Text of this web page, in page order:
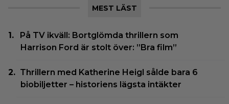
MEST LÄST
På TV ikväll: Bortglömda thrillern som
Harrison Ford är stolt över: ”Bra film”
Thrillern med Katherine Heigl sålde bara 6
biobiljetter – historiens lägsta intäkter